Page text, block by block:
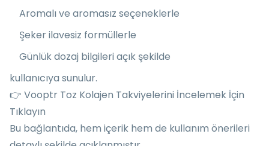
Aromalı ve aromasız seçeneklerle
Şeker ilavesiz formüllerle
Günlük dozaj bilgileri açık şekilde
kullanıcıya sunulur.
👉 Vooptr Toz Kolajen Takviyelerini İncelemek İçin
Tıklayın
Bu bağlantıda, hem içerik hem de kullanım önerileri